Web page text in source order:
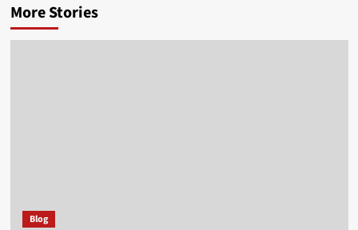
More Stories
Blog